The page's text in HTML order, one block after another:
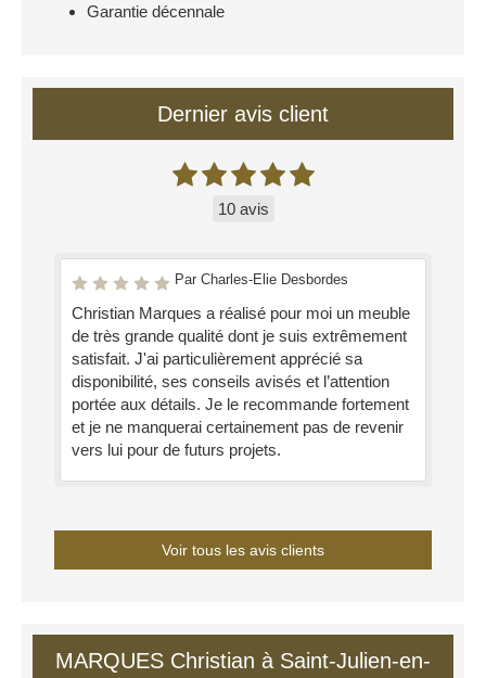
Garantie décennale
Dernier avis client
10 avis
Par Charles-Elie Desbordes
Christian Marques a réalisé pour moi un meuble
de très grande qualité dont je suis extrêmement
satisfait. J'ai particulièrement apprécié sa
disponibilité, ses conseils avisés et l’attention
portée aux détails. Je le recommande fortement
et je ne manquerai certainement pas de revenir
vers lui pour de futurs projets.
Voir tous les avis clients
MARQUES Christian à Saint-Julien-en-